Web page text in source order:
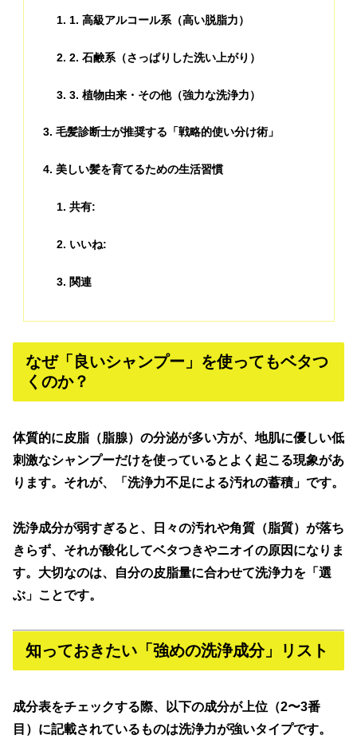
1. 高級アルコール系（高い脱脂力）
2. 石鹸系（さっぱりした洗い上がり）
3. 植物由来・その他（強力な洗浄力）
毛髪診断士が推奨する「戦略的使い分け術」
美しい髪を育てるための生活習慣
共有:
いいね:
関連
なぜ「良いシャンプー」を使ってもベタつ
くのか？
体質的に皮脂（脂腺）の分泌が多い方が、地肌に優しい低
刺激なシャンプーだけを使っているとよく起こる現象があ
ります。それが、
「洗浄力不足による汚れの蓄積」 です。
洗浄成分が弱すぎると、日々の汚れや角質（脂質）が落ち
きらず、それが酸化してベタつきやニオイの原因になりま
す。大切なのは、自分の皮脂量に合わせて洗浄力を「選
ぶ」ことです。
知っておきたい「強めの洗浄成分」リスト
成分表をチェックする際、以下の成分が上位（2〜3番
目）に記載されているものは洗浄力が強いタイプです。